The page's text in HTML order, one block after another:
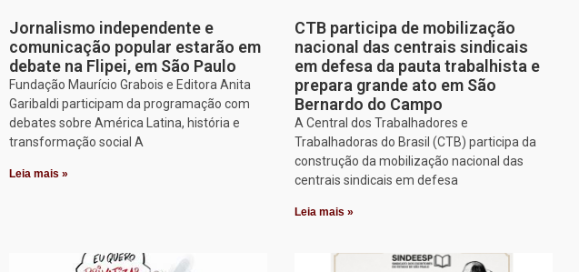
Jornalismo independente e
comunicação popular estarão em
debate na Flipei, em São Paulo
Fundação Maurício Grabois e Editora Anita
Garibaldi participam da programação com
debates sobre América Latina, história e
transformação social A
Leia mais »
CTB participa de mobilização
nacional das centrais sindicais
em defesa da pauta trabalhista e
prepara grande ato em São
Bernardo do Campo
A Central dos Trabalhadores e
Trabalhadoras do Brasil (CTB) participa da
construção da mobilização nacional das
centrais sindicais em defesa
Leia mais »